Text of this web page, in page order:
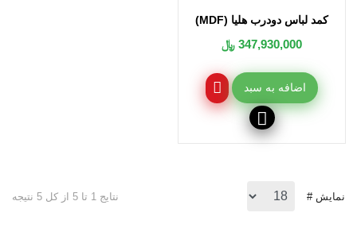
کمد لباس دودرب هلیا (MDF)
347,930,000 ﷼
اضافه به سبد
نمایش # نتایج 1 تا 5 از کل 5 نتیجه